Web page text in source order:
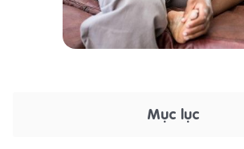
Mục lục